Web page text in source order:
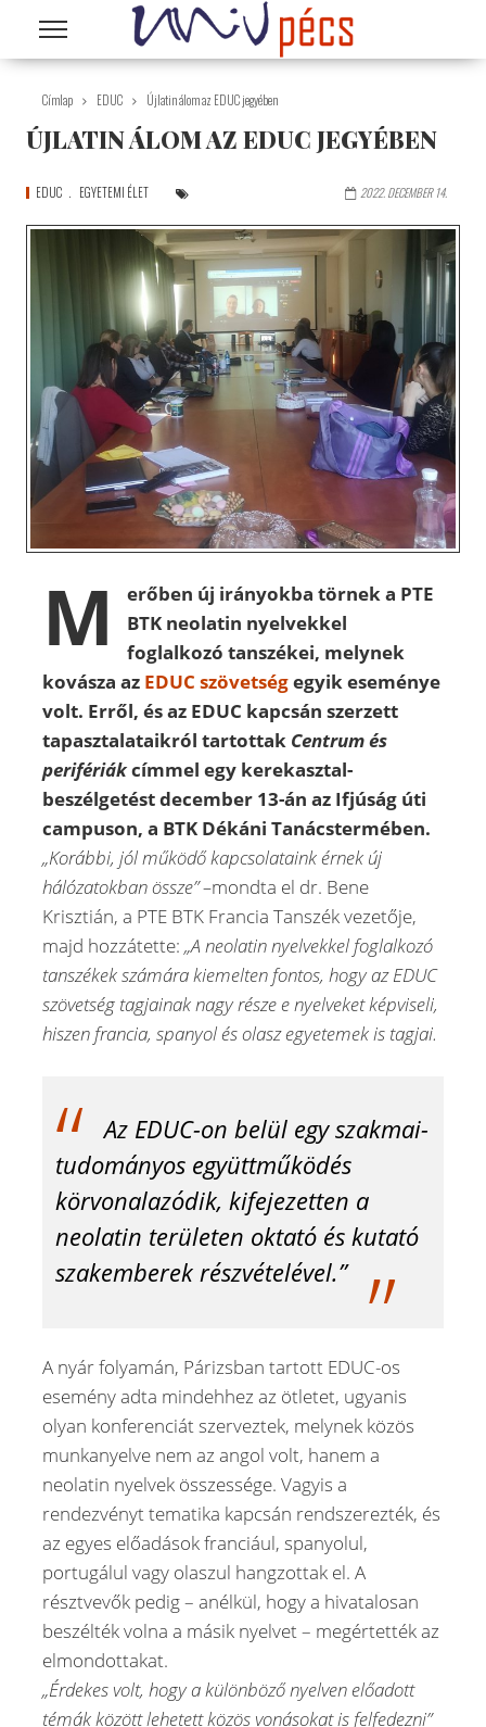
Ugrás a tartalomra
Címlap EDUC Újlatin álom az EDUC jegyében
ÚJLATIN ÁLOM AZ EDUC JEGYÉBEN
EDUC EGYETEMI ÉLET 2022. DECEMBER 14.
M
erőben új irányokba törnek a PTE
BTK neolatin nyelvekkel
foglalkozó tanszékei, melynek
kovásza az EDUC szövetségegyik eseménye
volt. Erről, és az EDUC kapcsán szerzett
tapasztalataikról tartottak Centrum és
perifériákcímmel egy kerekasztal-
beszélgetést december 13-án az Ifjúság úti
campuson, a BTK Dékáni Tanácstermében.
„Korábbi, jól működő kapcsolataink érnek új
hálózatokban össze” –mondta el dr. Bene
Krisztián, a PTE BTK Francia Tanszék vezetője,
majd hozzátette: „A neolatin nyelvekkel foglalkozó
tanszékek számára kiemelten fontos, hogy az EDUC
szövetség tagjainak nagy része e nyelveket képviseli,
hiszen francia, spanyol és olasz egyetemek is tagjai.
Az EDUC-on belül egy szakmai-
tudományos együttműködés
körvonalazódik, kifejezetten a
neolatin területen oktató és kutató
szakemberek részvételével.”
A nyár folyamán, Párizsban tartott EDUC-os
esemény adta mindehhez az ötletet, ugyanis
olyan konferenciát szerveztek, melynek közös
munkanyelve nem az angol volt, hanem a
neolatin nyelvek összessége. Vagyis a
rendezvényt tematika kapcsán rendszerezték, és
az egyes előadások franciául, spanyolul,
portugálul vagy olaszul hangzottak el. A
résztvevők pedig – anélkül, hogy a hivatalosan
beszélték volna a másik nyelvet – megértették az
elmondottakat.
„Érdekes volt, hogy a különböző nyelven előadott
témák között lehetett közös vonásokat is felfedezni”